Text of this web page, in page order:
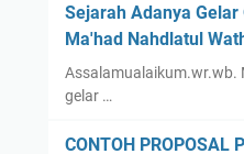
Sejarah Adanya Gelar
Ma'had Nahdlatul
Assalamualaikum.wr.wb.
gelar …
CONTOH PROPOSAL